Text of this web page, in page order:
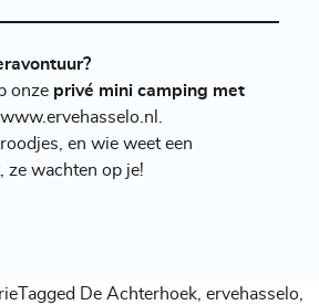
onze privé mini camping met
www.ervehasselo.nl
en wie weet een
ze wachten op je!
Tagged De Achterhoek ervehasselo